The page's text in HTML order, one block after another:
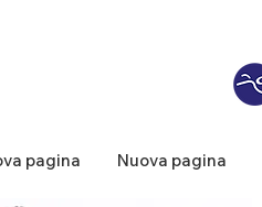
pagina Nuova pagina